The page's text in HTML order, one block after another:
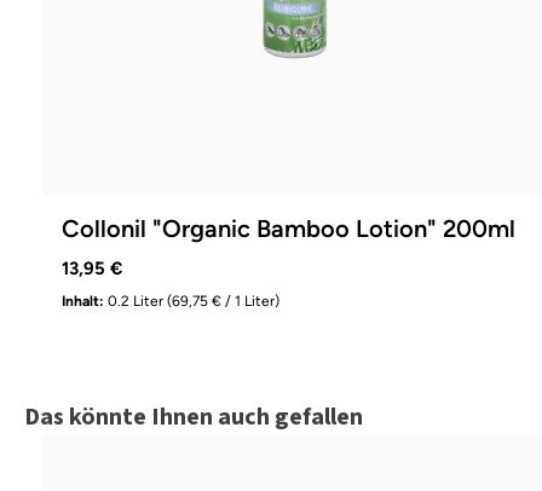
Collonil "Organic Bamboo Lotion" 200ml
Inhalt: 0.2 Liter (69,75 € / 1 Liter)
13,95 €
Produktgalerie überspringen
Das könnte Ihnen auch gefallen